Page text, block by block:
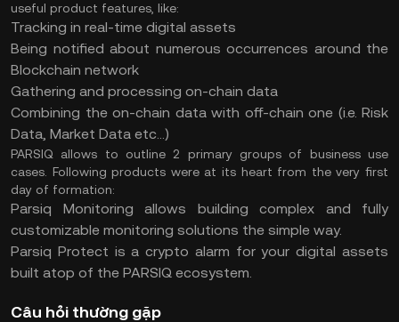
useful product features, like:
Tracking in real-time digital assets
Being notified about numerous occurrences around the
Blockchain network
Gathering and processing on-chain data
Combining the on-chain data with off-chain one (i.e. Risk
Data, Market Data etc...)
PARSIQ allows to outline 2 primary groups of business use
cases. Following products were at its heart from the very first
day of formation:
Parsiq Monitoring allows building complex and fully
customizable monitoring solutions the simple way.
Parsiq Protect is a crypto alarm for your digital assets
built atop of the PARSIQ ecosystem.
Câu hỏi thường gặp